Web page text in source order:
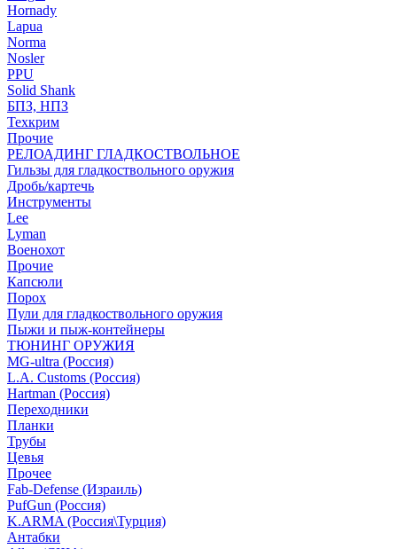
Hornady
Lapua
Norma
Nosler
PPU
Solid Shank
БПЗ, НПЗ
Техкрим
Прочие
РЕЛОАДИНГ ГЛАДКОСТВОЛЬНОЕ
Гильзы для гладкоствольного оружия
Дробь/картечь
Инструменты
Lee
Lyman
Военохот
Прочие
Капсюли
Порох
Пули для гладкоствольного оружия
Пыжи и пыж-контейнеры
ТЮНИНГ ОРУЖИЯ
MG-ultra (Россия)
L.A. Customs (Россия)
Hartman (Россия)
Переходники
Планки
Трубы
Цевья
Прочее
Fab-Defense (Израиль)
PufGun (Россия)
K.ARMA (Россия\Турция)
Антабки